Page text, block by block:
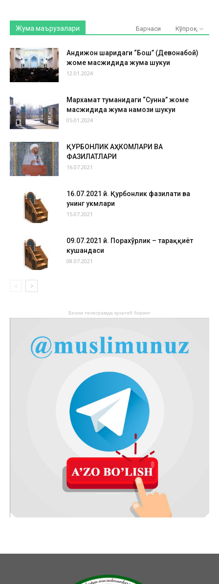
Жума маърузалари Барчаси Кўпроқ
Андижон шаҳридаги “Бош” (Девонабой)
жоме масжидида жума шукуҳи
12.01.2024
Мархамат туманидаги “Сунна” жоме
масжидида жума намози шукуҳи
05.01.2024
ҚУРБОНЛИК АҲКОМЛАРИ ВА
ФАЗИЛАТЛАРИ
16.07.2021
16.07.2021 й. Қурбонлик фазилати ва
унинг ҳукмлари
15.07.2021
09.07.2021 й. Порахўрлик – тараққиёт
кушандаси
08.07.2021
Бизни телеграмда кузатиб боринг